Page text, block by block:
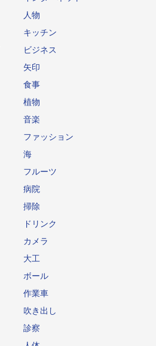
人物
キッチン
ビジネス
矢印
食事
植物
音楽
ファッション
海
フルーツ
病院
掃除
ドリンク
カメラ
大工
ボール
作業車
吹き出し
診察